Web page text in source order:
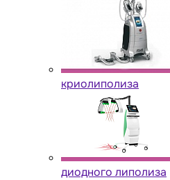
криолиполиза
диодного липолиза